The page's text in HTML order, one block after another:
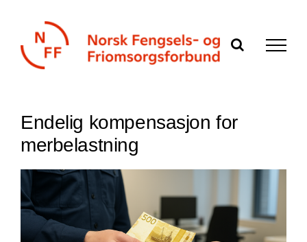
Endelig kompensasjon for
merbelastning